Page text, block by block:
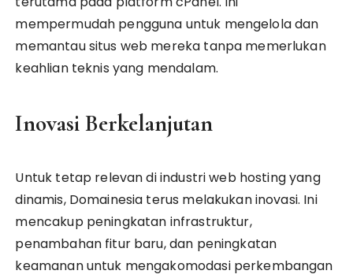
mempermudah pengguna untuk mengelola dan
memantau situs web mereka tanpa memerlukan
keahlian teknis yang mendalam.
Inovasi Berkelanjutan
Untuk tetap relevan di industri web hosting yang
dinamis, Domainesia terus melakukan inovasi. Ini
mencakup peningkatan infrastruktur,
penambahan fitur baru, dan peningkatan
keamanan untuk mengakomodasi perkembangan